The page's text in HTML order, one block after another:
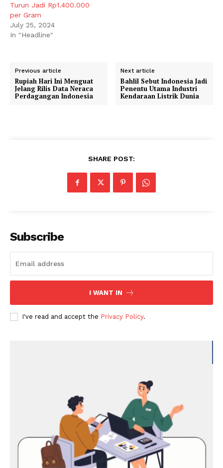
Turun Jadi Rp1.400.000
per Gram
July 25, 2024
In "Headline"
Previous article
Rupiah Hari Ini Menguat
Jelang Rilis Data Neraca
Perdagangan Indonesia
Next article
Bahlil Sebut Indonesia Jadi
Penentu Utama Industri
Kendaraan Listrik Dunia
SHARE POST:
Subscribe
I WANT IN
I've read and accept the Privacy Policy.